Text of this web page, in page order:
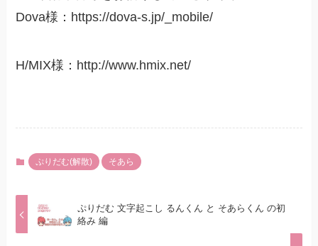
Dova様：https://dova-s.jp/_mobile/​​
H/MIX様：http://www.hmix.net/
ぷりだむ(解散) そあら
ぷりだむ 文字起こし るんくん と そあらくん の初
絡み 編